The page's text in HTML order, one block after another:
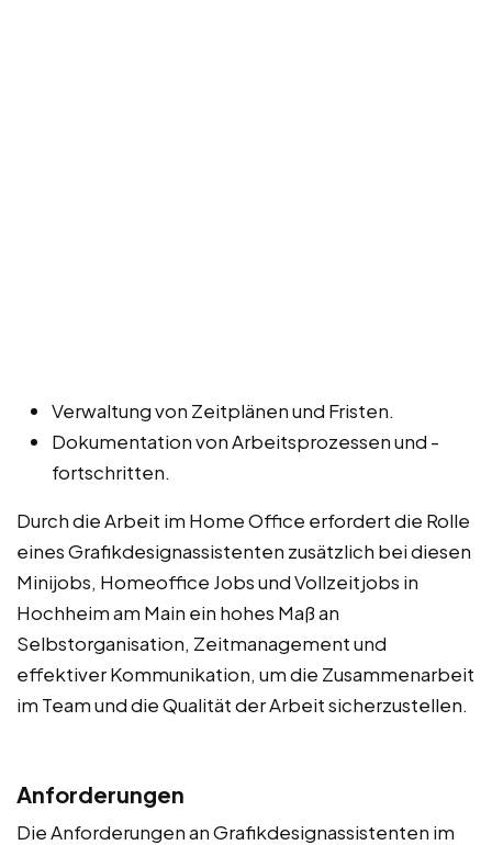
Verwaltung von Zeitplänen und Fristen.
Dokumentation von Arbeitsprozessen und -
fortschritten.
Durch die Arbeit im Home Office erfordert die Rolle
eines Grafikdesignassistenten zusätzlich bei diesen
Minijobs, Homeoffice Jobs und Vollzeitjobs in
Hochheim am Main ein hohes Maß an
Selbstorganisation, Zeitmanagement und
effektiver Kommunikation, um die Zusammenarbeit
im Team und die Qualität der Arbeit sicherzustellen.
Anforderungen
Die Anforderungen an Grafikdesignassistenten im